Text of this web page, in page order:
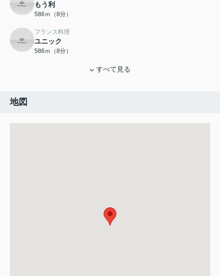
もう利
586ｍ（8分）
フランス料理
ユニック
586ｍ（8分）
すべて見る
地図